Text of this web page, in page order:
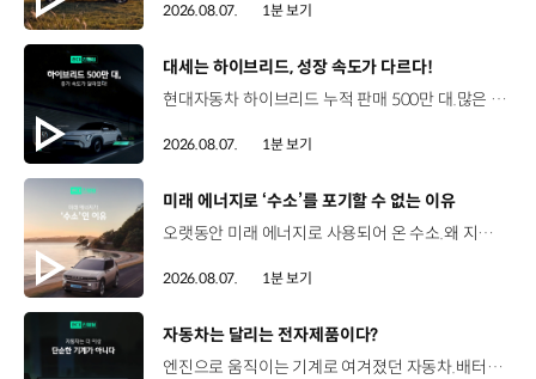
2026.08.07. 1분 보기
[동영상]
대세는 하이브리드, 성장 속도가 다르다!
현대자동차 하이브리드 누적 판매 500만 대.많은 운전자들이 선택한 이유는 무엇일까요? 현대진행형 팟캐스트 EP.21에서 확인하세요.📻 #현대자동차그룹 #현대진행형 #모빌리티팟캐스트 #하이브리드 #연료 #미래모빌리티 #모빌리티
2026.08.07. 1분 보기
[동영상]
미래 에너지로 ‘수소’를 포기할 수 없는 이유
오랫동안 미래 에너지로 사용되어 온 수소.왜 지금까지도 중요한 선택지로 꼽힐까요? 현대진행형 팟캐스트 EP.21에서 확인하세요.📻 #현대자동차그룹 #현대진행형 #모빌리티팟캐스트 #수소전기차 #수소에너지 #연료 #미래모빌리티 #모빌리티
2026.08.07. 1분 보기
[동영상]
자동차는 달리는 전자제품이다?
엔진으로 움직이는 기계로 여겨졌던 자동차.배터리와 소프트웨어를 통해 어떻게 바뀌고 있을까요? 현대진행형 팟캐스트 EP.21에서 확인하세요.📻 #현대자동차그룹 #현대진행형 #모빌리티팟캐스트 #SDV #전기차 #연료 #미래모빌리티 #모빌리티